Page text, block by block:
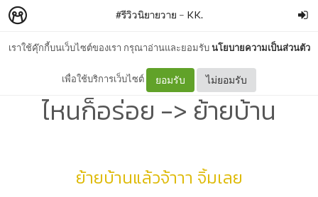
เราใช้คุ๊กกี้บนเว็บไซต์ของเรา กรุณาอ่านและยอมรับนโยบายความเป็นส่วนตัว
เพื่อใช้บริการเว็บไซต์ ยอมรับ ไม่ยอมรับ
#รีวิวนิยายวาย – KK.
รีวิว+สปอย | #กินกับเธอมื้อ
ไหนก็อร่อย -> ย้ายบ้าน
ย้ายบ้านแล้วจ้าาา จิ้มเลย